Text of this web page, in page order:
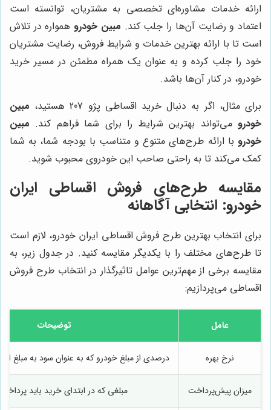
ارائه خدمات مشاوره‌ای تخصصی به مشتریان، توانسته است
اعتماد و رضایت آن‌ها را جلب کند. مبین خودروهمواره در تلاش
است تا با ارائه بهترین خدمات و شرایط فروش، رضایت مشتریان
خود را جلب کرده و به عنوان یک همراه مطمئن در مسیر خرید
خودرو، در کنار آن‌ها باشد.
برای مثال، اگر به دنبال خرید اقساطی پژو 207 هستید،
مبین
خودرو می‌تواند بهترین شرایط را برای شما فراهم کند. مبین
خودرو با ارائه طرح‌های متنوع و متناسب با بودجه شما، به شما
کمک می‌کند تا به راحتی صاحب این خودروی محبوب شوید.
مقایسه طرح‌های فروش اقساطی ایران
خودرو: انتخابی آگاهانه
برای انتخاب بهترین طرح فروش اقساطی ایران خودرو، لازم است
تا طرح‌های مختلف را با یکدیگر مقایسه کنید. در جدول زیر، به
مقایسه برخی از مهم‌ترین عوامل تاثیرگذار در انتخاب طرح فروش
اقساطی می‌پردازیم:
عامل توضیحات
نرخ بهره درصدی از مبلغ خودرو که به عنوان سود به مبلغ
میزان پیش‌پرداخت مبلغی که در ابتدای خرید باید